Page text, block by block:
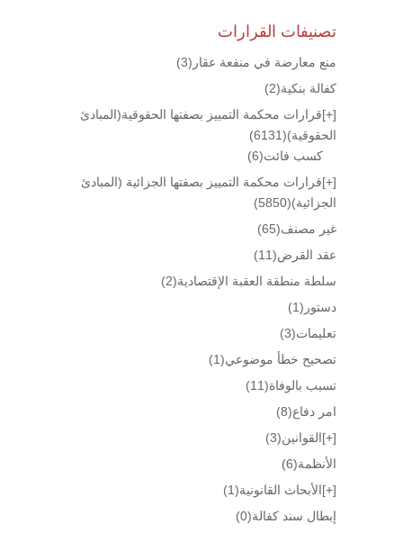
تصنيفات القرارات
منع معارضة في منفعة عقار (3)
كفالة بنكية(2)
[+]قرارات محكمة التمييز بصفتها الحقوقية(المبادئ
الحقوقية)(6131)
كسب فائت(6)
[+]قرارات محكمة التمييز بصفتها الجزائية (المبادئ
الجزائية)(5850)
غير مصنف(65)
عقد القرض(11)
سلطة منطقة العقبة الإقتصادية(2)
دستور (1)
تعليمات(3)
تصحيح خطأ موضوعي(1)
تسبب بالوفاة(11)
امر دفاع(8)
[+]القوانين(3)
الأنظمة(6)
[+]الأبحاث القانونية(1)
إبطال سند كفالة(0)